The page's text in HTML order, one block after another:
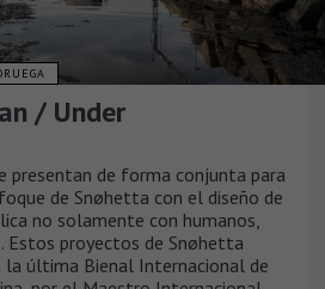
/ Under
presentan de forma conjunta para
de Snøhetta con el diseño de
no solamente con humanos,
Estos proyectos de Snøhetta
la última Bienal Internacional de